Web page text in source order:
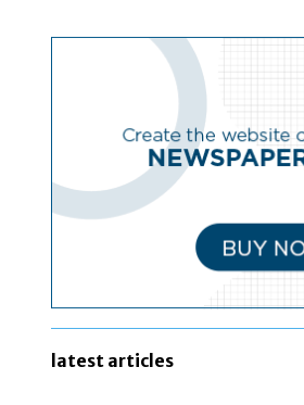
latest articles